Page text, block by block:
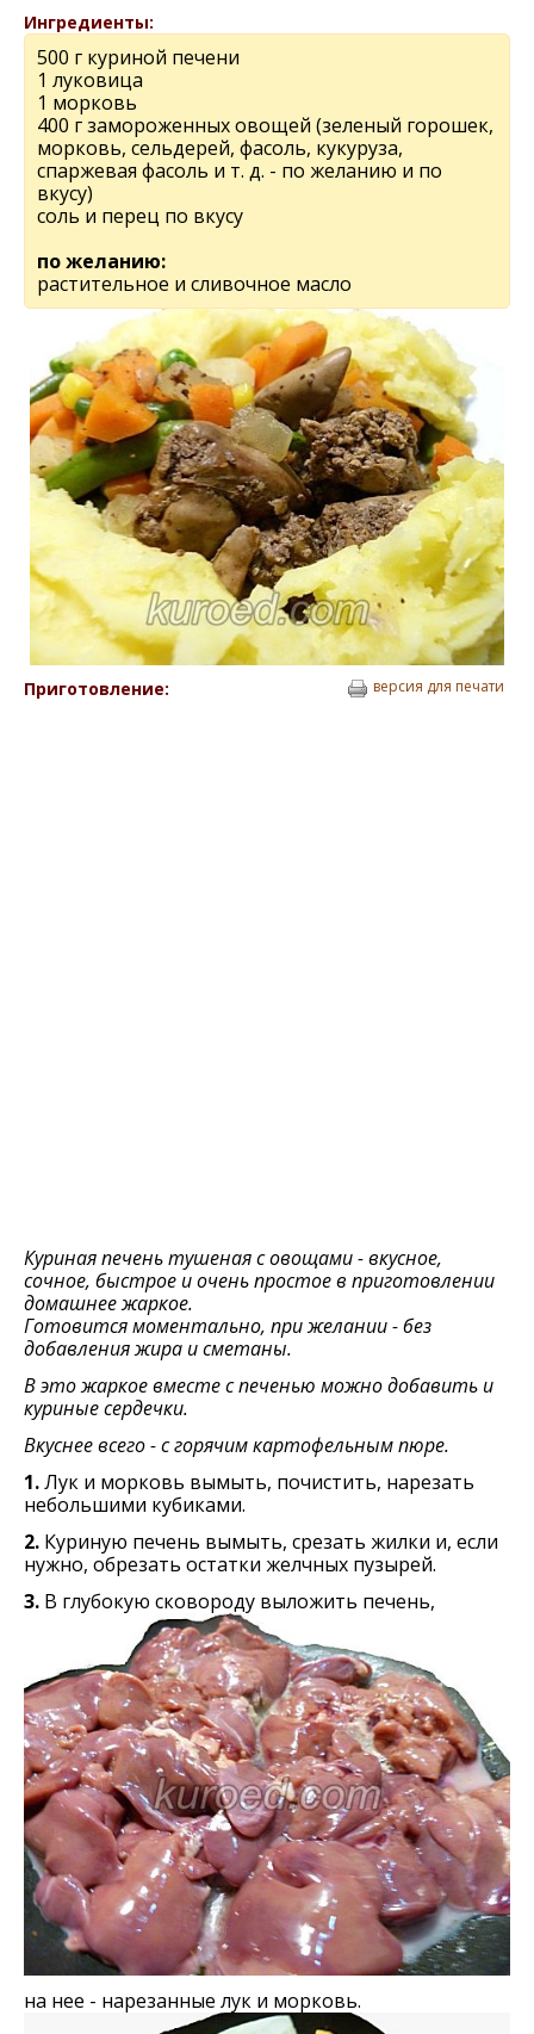
Ингредиенты:
500 г куриной печени
1 луковица
1 морковь
400 г замороженных овощей (зеленый горошек,
морковь, сельдерей, фасоль, кукуруза,
спаржевая фасоль и т. д. - по желанию и по
вкусу)
соль и перец по вкусу
по желанию:
растительное и сливочное масло
Приготовление: версия для печати
Куриная печень тушеная с овощами - вкусное,
сочное, быстрое и очень простое в приготовлении
домашнее жаркое.
Готовится моментально, при желании - без
добавления жира и сметаны.
В это жаркое вместе с печенью можно добавить и
куриные сердечки.
Вкуснее всего - с горячим картофельным пюре.
1.Лук и морковь вымыть, почистить, нарезать
небольшими кубиками.
2. Куриную печень вымыть, срезать жилки и, если
нужно, обрезать остатки желчных пузырей.
3. В глубокую сковороду выложить печень,
на нее - нарезанные лук и морковь.